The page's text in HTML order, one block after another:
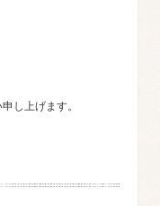
し上げます。